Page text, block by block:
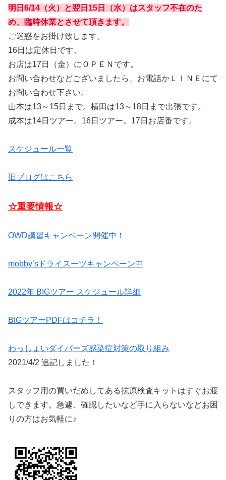
明日6/14（火）と翌日15日（水）はスタッフ不在のた
め、臨時休業とさせて頂きます。
ご迷惑をお掛け致します。
16日は定休日です。
お店は17日（金）にＯＰＥＮです。
お問い合わせなどございましたら、お電話かＬＩＮＥにて
お問い合わせ下さい。
山本は13～15日まで。横田は13～18日まで出張です。
成本は14日ツアー。16日ツアー。17日お店番です。
スケジュール一覧
旧ブログはこちら
☆重要情報☆
OWD講習キャンペーン開催中！
mobby’sドライスーツキャンペーン中
2022年 BIGツアー スケジュール詳細
BIGツアーPDFはコチラ！
わっしょいダイバーズ感染症対策の取り組み
2021/4/2 追記しました！
スタッフ用の買いだめしてある抗原検査キットはすぐお渡
しできます。急遽、確認したいなど手に入らないなどお困
りの方はお気軽に♪